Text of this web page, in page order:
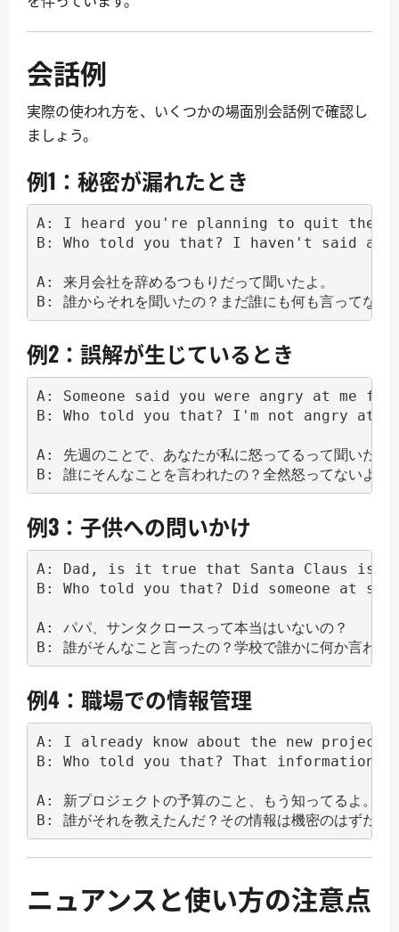
会話例
実際の使われ方を、いくつかの場面別会話例で確認し
ましょう。
例1：秘密が漏れたとき
A: I heard you're planning to quit the
B: Who told you that? I haven't said
A: 来月会社を辞めるつもりだって聞いたよ。
B: 誰からそれを聞いたの？まだ誰にも何も言ってない
例2：誤解が生じているとき
A: Someone said you were angry at me
B: Who told you that? I'm not angry at
A: 先週のことで、あなたが私に怒ってるって聞いたん
B: 誰にそんなことを言われたの？全然怒ってないよ。
例3：子供への問いかけ
A: Dad, is it true that Santa Claus
B: Who told you that? Did someone at
A: パパ、サンタクロースって本当はいないの？
B: 誰がそんなこと言ったの？学校で誰かに何か言われ
例4：職場での情報管理
A: I already know about the new project
B: Who told you that? That information
A: 新プロジェクトの予算のこと、もう知ってるよ。
B: 誰がそれを教えたんだ？その情報は機密のはずだっ
ニュアンスと使い方の注意点